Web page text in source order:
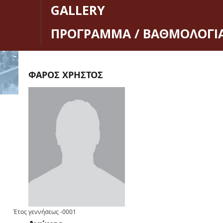
GALLERY
ΠΡΟΓΡΑΜΜΑ /
ΦΑΡΟΣ ΧΡΗΣΤΟΣ
Έτος γεννήσεως-0001